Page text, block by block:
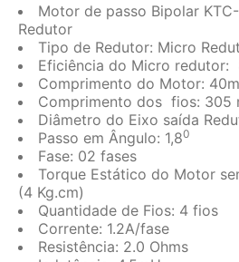
Motor de passo Bipolar
Redutor
Tipo de Redutor: Micro
Eficiência do Micro redutor:
Comprimento do Motor:
Comprimento dos fios: 305
Diâmetro do Eixo saída
Passo em Ângulo: 1,80
Fase: 02 fases
Torque Estático do Motor
(4 Kg.cm)
Quantidade de Fios: 4 fios
Corrente: 1.2A/fase
Resistência: 2.0 Ohms